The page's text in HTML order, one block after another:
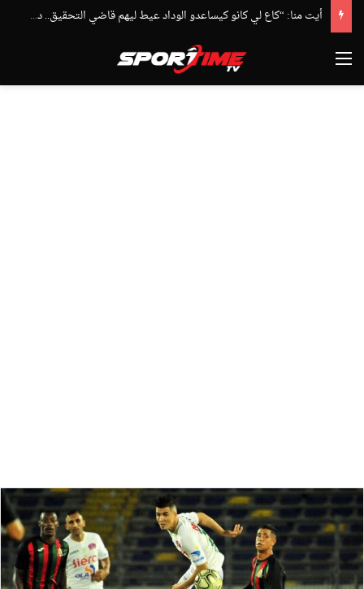
أيت منا: “كاع لي كانو كيساعدو الوداد عيط ليهم قاضي التحقيق.. دابا حتى شي واحد ما بقا باغي يعاون”
القائمة